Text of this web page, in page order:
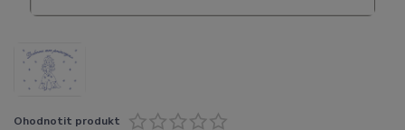
Ohodnotit produkt